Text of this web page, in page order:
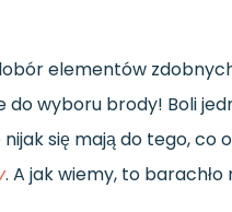
elementów
do wyboru brody! Boli
się mają do tego, co
. A jak wiemy, to barachło